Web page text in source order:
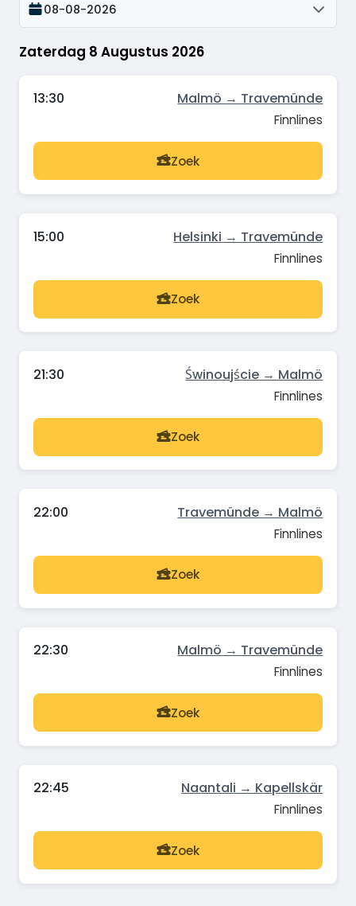
Zaterdag 8 Augustus 2026
08-08-2026
13:30 Malmö → Travemünde
Finnlines
Zoek
15:00 Helsinki → Travemünde
Finnlines
Zoek
21:30 Świnoujście → Malmö
Finnlines
Zoek
22:00 Travemünde → Malmö
Finnlines
Zoek
22:30 Malmö → Travemünde
Finnlines
Zoek
22:45 Naantali → Kapellskär
Finnlines
Zoek